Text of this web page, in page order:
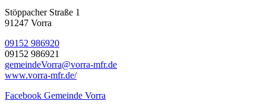
Stöppacher Straße 1
91247 Vorra
09152 986920
09152 986921
gemeindeVorra@vorra-mfr.de
www.vorra-mfr.de/
Facebook Gemeinde Vorra